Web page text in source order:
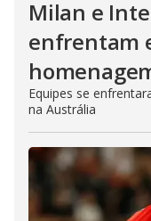
Milan e
enfrentam
Equipes se
na Austrália